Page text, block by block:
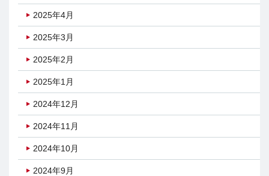
2025年4月
2025年3月
2025年2月
2025年1月
2024年12月
2024年11月
2024年10月
2024年9月